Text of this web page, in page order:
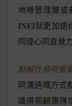
哋喺管理層或
INFJ就更加適
同理心同直覺
點解性格咁重
同溝通嘅方式
識得照顧團隊